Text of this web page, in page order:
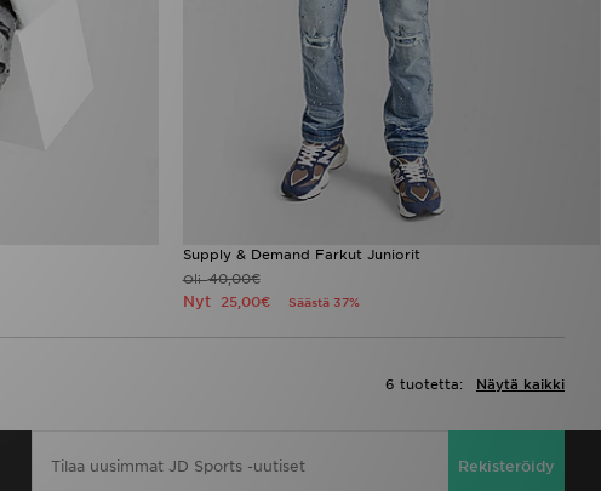
Supply & Demand Farkut Juniorit
Oli40,00€
Nyt 25,00€ Säästä 37%
Näytä kaikki
6 tuotetta:
Rekisteröidy